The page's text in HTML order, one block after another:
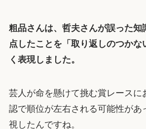
粗品さんは、哲夫さんが誤った知
点したことを「取り返しのつかな
く表現しました。
芸人が命を懸けて挑む賞レースに
認で順位が左右される可能性があ
視したんですね。